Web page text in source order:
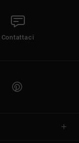
Contattaci